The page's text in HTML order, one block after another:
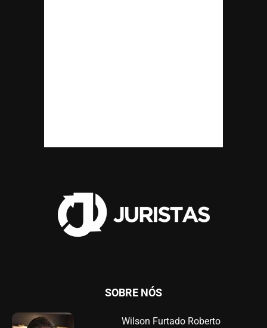
SOBRE NÓS
Wilson Furtado Roberto